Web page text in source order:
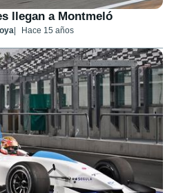
llegan a Montmeló
Hace 15 años